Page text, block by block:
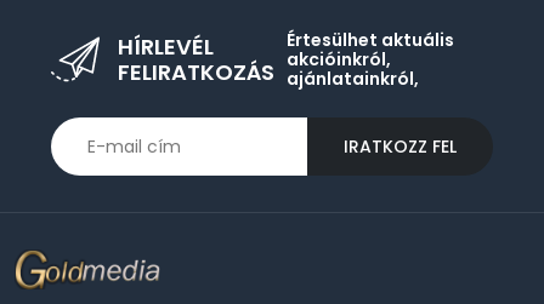
HÍRLEVÉL
FELIRATKOZÁS
Értesülhet aktuális
akcióinkról,
ajánlatainkról,
IRATKOZZ FEL